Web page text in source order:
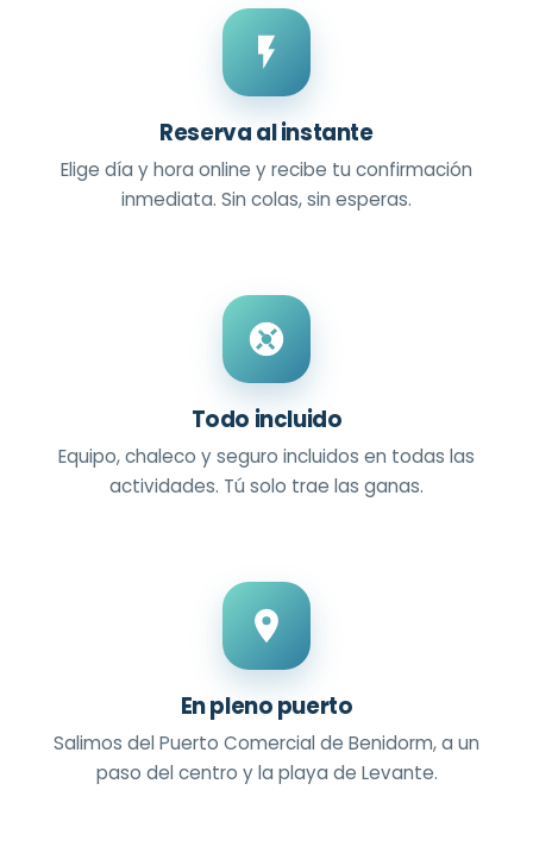
Reserva al instante
Elige día y hora online y recibe tu confirmación
inmediata. Sin colas, sin esperas.
Todo incluido
Equipo, chaleco y seguro incluidos en todas las
actividades. Tú solo trae las ganas.
En pleno puerto
Salimos del Puerto Comercial de Benidorm, a un
paso del centro y la playa de Levante.